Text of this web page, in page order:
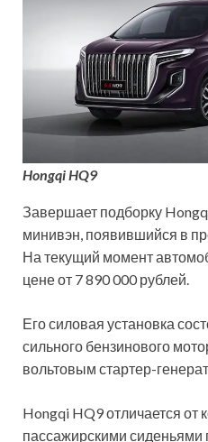
Hongqi HQ9
Завершает подборку
минивэн, появившийся в
На текущий момент
цене от 7 890 000 рублей.
Его силовая установка
сильного бензинового
вольтовым стартер-
Hongqi HQ9 отличается от
пассажирскими